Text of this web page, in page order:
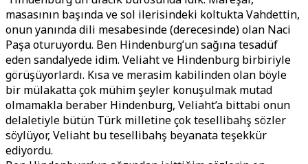
masasının başında ve sol ilerisindeki koltukta Vahdettin,
onun yanında dili mesabesinde (derecesinde) olan Naci
Paşa oturuyordu. Ben Hindenburg’un sağına tesadüf
eden sandalyede idim. Veliaht ve Hindenburg birbiriyle
görüşüyorlardı. Kısa ve merasim kabilinden olan böyle
bir mülakatta çok mühim şeyler konuşulmak mutad
olmamakla beraber Hindenburg, Veliaht’a bittabi onun
delaletiyle bütün Türk milletine çok tesellibahş sözler
söylüyor, Veliaht bu tesellibahş beyanata teşekkür
ediyordu.